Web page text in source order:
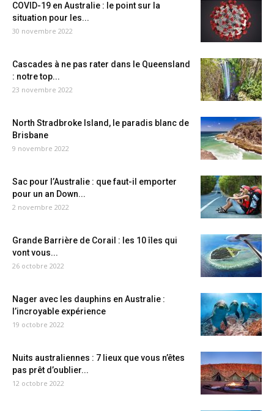
COVID-19 en Australie : le point sur la
situation pour les...
30 novembre 2022
Cascades à ne pas rater dans le Queensland
: notre top...
23 novembre 2022
North Stradbroke Island, le paradis blanc de
Brisbane
9 novembre 2022
Sac pour l’Australie : que faut-il emporter
pour un an Down...
2 novembre 2022
Grande Barrière de Corail : les 10 îles qui
vont vous...
26 octobre 2022
Nager avec les dauphins en Australie :
l’incroyable expérience
19 octobre 2022
Nuits australiennes : 7 lieux que vous n’êtes
pas prêt d’oublier...
12 octobre 2022